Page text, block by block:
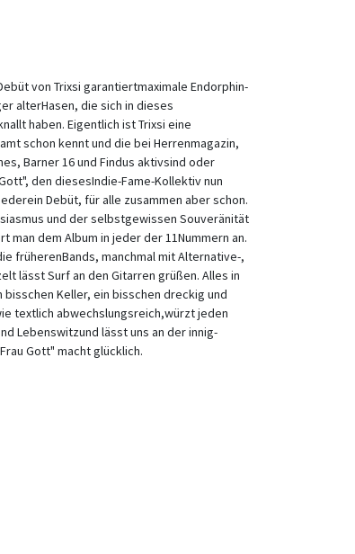
von Trixsi garantiertmaximale Endorphin-
alterHasen, die sich in dieses
haben. Eigentlich ist Trixsi eine
schon kennt und die bei Herrenmagazin,
Barner 16 und Findus aktivsind oder
den diesesIndie-Fame-Kollektiv nun
Debüt, für alle zusammen aber schon.
und der selbstgewissen Souveränität
dem Album in jeder der 11Nummern an.
früherenBands, manchmal mit Alternative-,
lässt Surf an den Gitarren grüßen. Alles in
Keller, ein bisschen dreckig und
textlich abwechslungsreich,würzt jeden
Lebenswitzund lässt uns an der innig-
Gott" macht glücklich.